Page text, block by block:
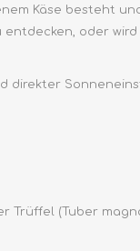
Käse besteht
oder wird
direkter
Trüffel (Tuber